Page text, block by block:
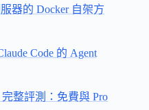
器的 Docker 自架方
Code 的 Agent
完整評測：免費與 Pro